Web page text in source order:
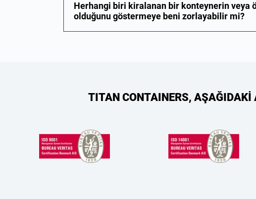
Herhangi biri kiralanan bir konteynerin veya
olduğunu göstermeye beni zorlayabilir mi?
TITAN CONTAINERS, AŞAĞIDAKİ